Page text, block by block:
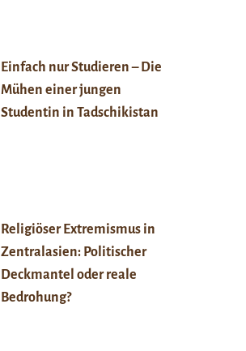
Einfach nur Studieren – Die
Mühen einer jungen
Studentin in Tadschikistan
Religiöser Extremismus in
Zentralasien: Politischer
Deckmantel oder reale
Bedrohung?